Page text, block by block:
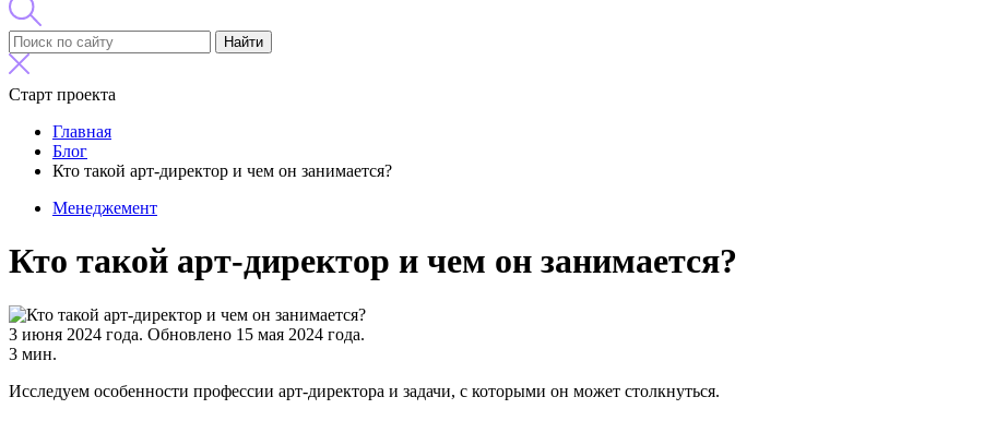
Найти
Старт проекта
Главная
Блог
Кто такой арт-директор и чем он занимается?
Менеджемент
Кто такой арт-директор и чем он занимается?
3 июня 2024 года. Обновлено 15 мая 2024 года.
3 мин.
Исследуем особенности профессии арт-директора и задачи, с которыми он может столкнуться.